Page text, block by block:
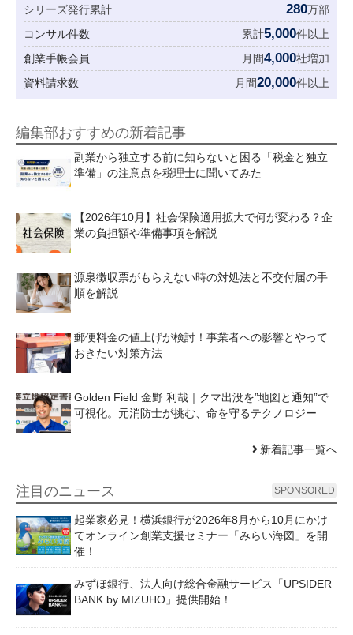
シリーズ発行累計 280万部
コンサル件数
累計5,000件以上
創業手帳会員
月間4,000社増加
資料請求数
月間20,000件以上
編集部おすすめの新着記事
副業から独立する前に知らないと困る「税金と独立
準備」の注意点を税理士に聞いてみた
【2026年10月】社会保険適用拡大で何が変わる？企
業の負担額や準備事項を解説
源泉徴収票がもらえない時の対処法と不交付届の手
順を解説
郵便料金の値上げが検討！事業者への影響とやって
おきたい対策方法
Golden Field 金野 利哉｜クマ出没を”地図と通知”で
可視化。元消防士が挑む、命を守るテクノロジー
新着記事一覧へ
注目のニュース SPONSORED
起業家必見！横浜銀行が2026年8月から10月にかけ
てオンライン創業支援セミナー「みらい海図」を開
催！
みずほ銀行、法人向け総合金融サービス「UPSIDER
BANK by MIZUHO」提供開始！